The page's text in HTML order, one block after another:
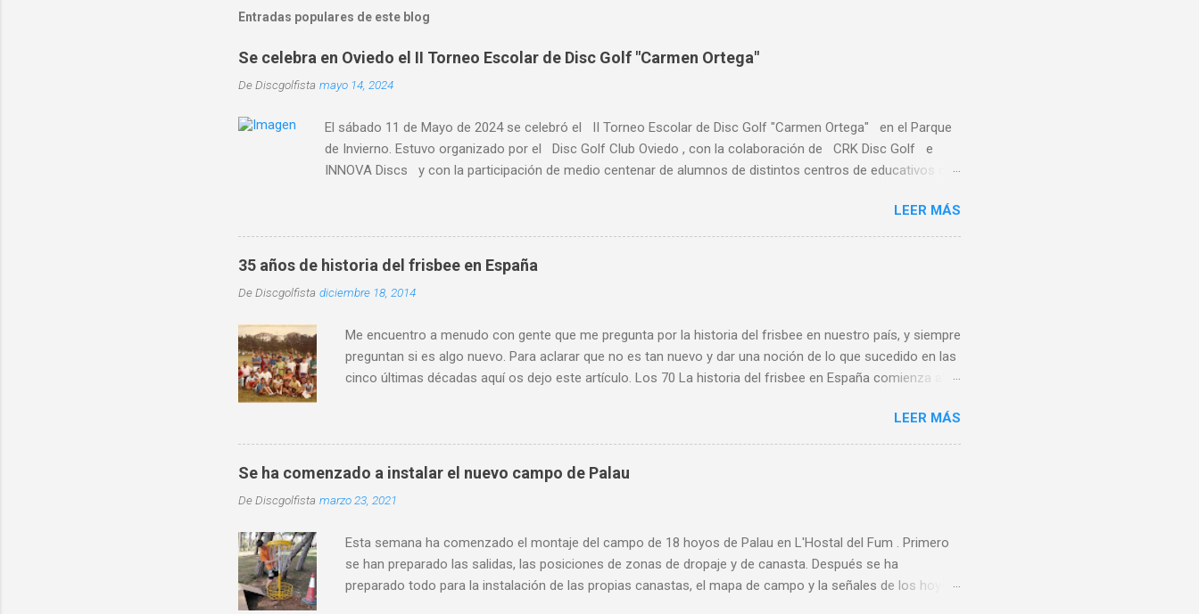
Entradas populares de este blog
Se celebra en Oviedo el II Torneo Escolar de Disc Golf "Carmen Ortega"
DeDiscgolfista mayo 14, 2024
El sábado 11 de Mayo de 2024 se celebró el II Torneo Escolar de Disc Golf "Carmen Ortega" en el Parque
de Invierno. Estuvo organizado por el Disc Golf Club Oviedo , con la colaboración de CRK Disc Golf e
INNOVA Discs y con la participación de medio centenar de alumnos de distintos centros de educativos de
participación del IES Leopoldo Alas. Participó alumnado de quince centros escolares distintos . Se retomó
este torneo que pone de manifiesto el crecimiento de este deporte también en el entorno escolar. Y es que
son cada vez más los centros y los maestros y profesores de educación física interesados y que incluyen
esta actividad dentro de sus programaciones Este sirvió también de convivencia y participación conjunta de
LEER MÁS
35 años de historia del frisbee en España
DeDiscgolfista diciembre 18, 2014
Me encuentro a menudo con gente que me pregunta por la historia del frisbee en nuestro país, y siempre
preguntan si es algo nuevo. Para aclarar que no es tan nuevo y dar una noción de lo que sucedido en las
cinco últimas décadas aquí os dejo este artículo. Los 70 La historia del frisbee en España comienza al
Asturias y empiezo a meterme en el mundo del disco volador. Ese mismo año un grupo de aficionados
crea la Asociación Española de Frisbee (A.E.F.) con sede en Bilbao. Aunque parece ser que la A.E.F.
existió durante varios años y que tuvo jugadores afiliados, no figura como organizadora de ningún
torneo y no existe rastro de algún tipo de actividad en ningún sitio. 1985 Primer Campeonato de España
de Frisbee. Cinco representantes del DGCO: Belén, Juan, Pedro, Patxo y Eduardo Los 80 y 90 En 1983 se
LEER MÁS
Se ha comenzado a instalar el nuevo campo de Palau
DeDiscgolfista marzo 23, 2021
Esta semana ha comenzado el montaje del campo de 18 hoyos de Palau en L'Hostal del Fum . Primero
se han preparado las salidas, las posiciones de zonas de dropaje y de canasta. Después se ha
preparado todo para la instalación de las propias canastas, el mapa de campo y la señales de los hoyos,